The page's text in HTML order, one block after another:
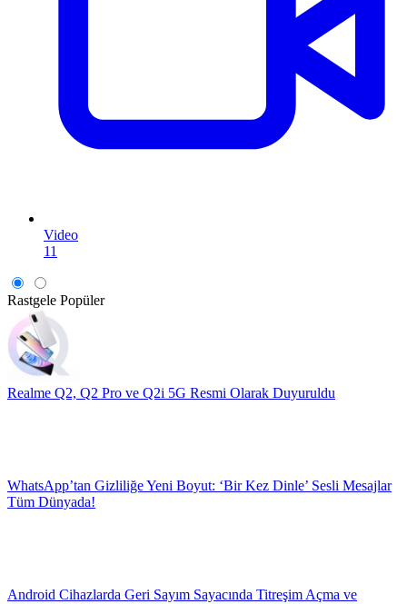
Video
11
Rastgele Popüler
Realme Q2, Q2 Pro ve Q2i 5G Resmi Olarak Duyuruldu
WhatsApp’tan Gizliliğe Yeni Boyut: ‘Bir Kez Dinle’ Sesli Mesajlar
Tüm Dünyada!
Android Cihazlarda Geri Sayım Sayacında Titreşim Açma ve